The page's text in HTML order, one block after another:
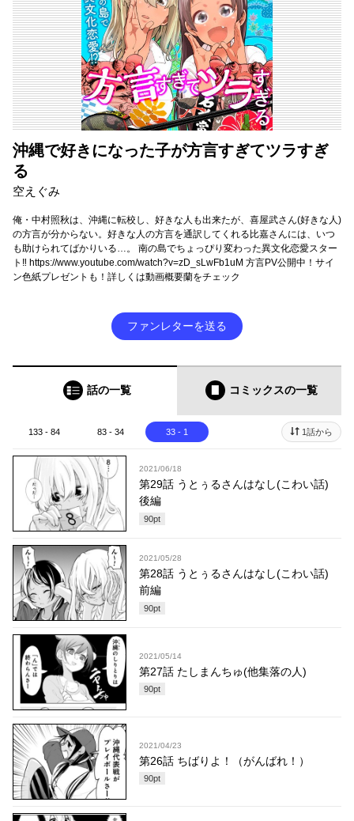
沖縄で好きになった子が方言すぎてツラすぎ
る
空えぐみ
俺・中村照秋は、沖縄に転校し、好きな人も出来たが、喜屋武さん(好きな人)
の方言が分からない。好きな人の方言を通訳してくれる比嘉さんには、いつ
も助けられてばかりいる…。 南の島でちょっぴり変わった異文化恋愛スター
ト‼ https://www.youtube.com/watch?v=zD_sLwFb1uM 方言PV公開中！サイ
ン色紙プレゼントも！詳しくは動画概要蘭をチェック
ファンレターを送る
話の一覧 コミックスの一覧
133 - 84 83 - 34 33 - 1 1話から
2021/06/18
第29話 うとぅるさんはなし(こわい話)
後編
90pt
2021/05/28
第28話 うとぅるさんはなし(こわい話)
前編
90pt
2021/05/14
第27話 たしまんちゅ(他集落の人)
90pt
2021/04/23
第26話 ちばりよ！（がんばれ！）
90pt